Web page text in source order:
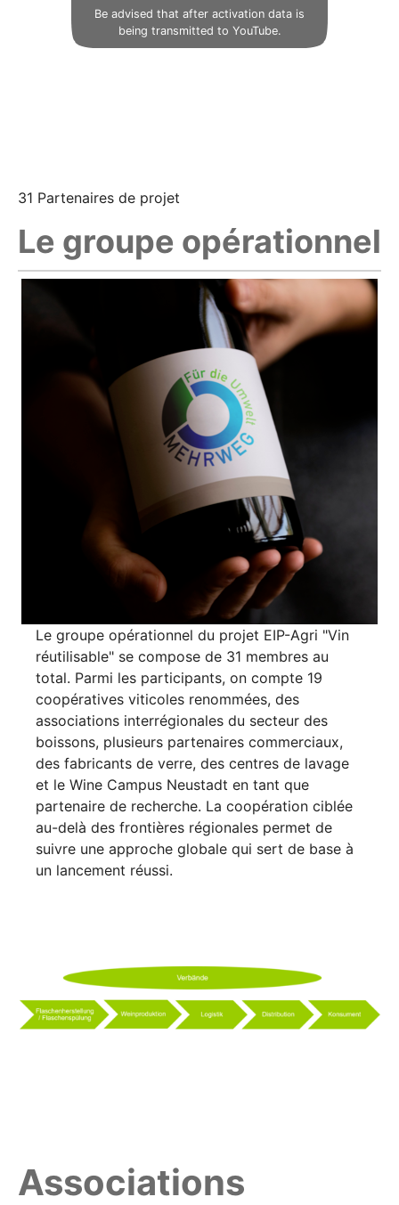
Be advised that after activation data is
being transmitted to YouTube.
31 Partenaires de projet
Le groupe opérationnel
Le groupe opérationnel du projet EIP-Agri "Vin
réutilisable" se compose de 31 membres au
total. Parmi les participants, on compte 19
coopératives viticoles renommées, des
associations interrégionales du secteur des
boissons, plusieurs partenaires commerciaux,
des fabricants de verre, des centres de lavage
et le Wine Campus Neustadt en tant que
partenaire de recherche. La coopération ciblée
au-delà des frontières régionales permet de
suivre une approche globale qui sert de base à
un lancement réussi.
Associations